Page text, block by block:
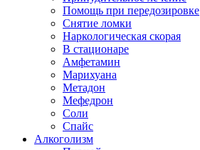
Помощь при передозировке
Снятие ломки
Наркологическая скорая
В стационаре
Амфетамин
Марихуана
Метадон
Мефедрон
Соли
Спайс
Алкоголизм